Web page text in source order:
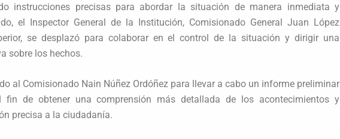
instrucciones precisas para abordar la situación de manera inmediata y
el Inspector General de la Institución, Comisionado General Juan López
se desplazó para colaborar en el control de la situación y dirigir una
sobre los hechos.
al Comisionado Nain Núñez Ordóñez para llevar a cabo un informe preliminar
fin de obtener una comprensión más detallada de los acontecimientos y
precisa a la ciudadanía.